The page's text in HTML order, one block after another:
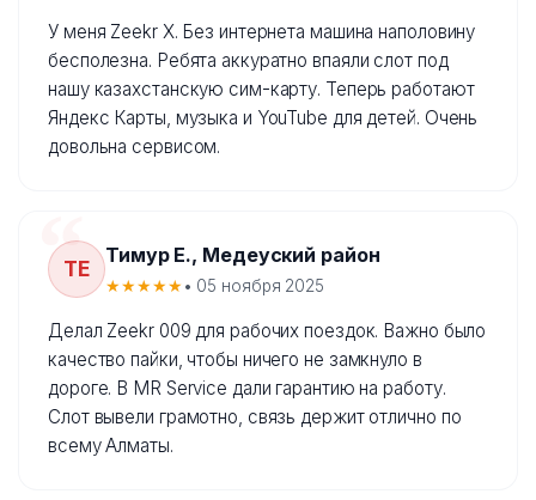
У меня Zeekr X. Без интернета машина наполовину
бесполезна. Ребята аккуратно впаяли слот под
нашу казахстанскую сим-карту. Теперь работают
Яндекс Карты, музыка и YouTube для детей. Очень
довольна сервисом.
ТЕ
Тимур Е., Медеуский район
★★★★★• 05 ноября 2025
Делал Zeekr 009 для рабочих поездок. Важно было
качество пайки, чтобы ничего не замкнуло в
дороге. В MR Service дали гарантию на работу.
Слот вывели грамотно, связь держит отлично по
всему Алматы.